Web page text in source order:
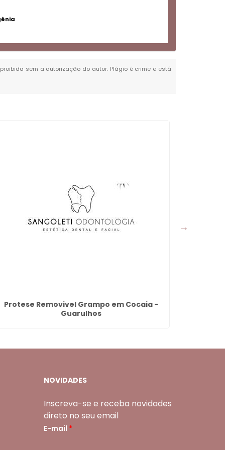
sem a autorização do autor. Plágio é crime e está
Protese Removivel Grampo em Cocaia -
Guarulhos
NOVIDADES
Inscreva-se e receba novidades
direto no seu email
E-mail *